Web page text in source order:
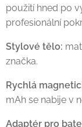
použití hned po
profesionální
Stylové tělo:
značka.
Rychlá
mAh se nabije v
Adaptér pro